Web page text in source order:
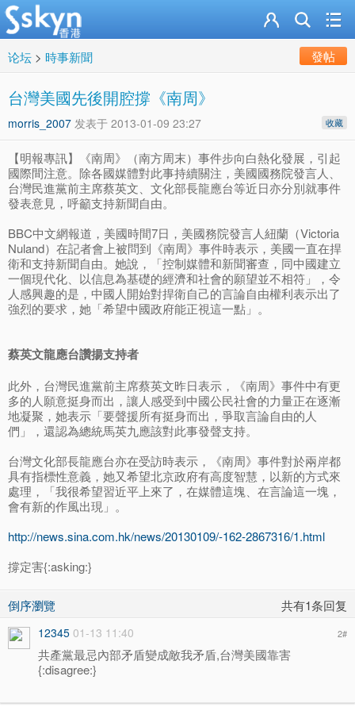
论坛 > 時事新聞 發帖
台灣美國先後開腔撐《南周》
收藏
morris_2007 发表于 2013-01-09 23:27
【明報專訊】《南周》（南方周末）事件步向白熱化發展，引起
國際間注意。除各國媒體對此事持續關注，美國國務院發言人、
台灣民進黨前主席蔡英文、文化部長龍應台等近日亦分別就事件
發表意見，呼籲支持新聞自由。
BBC中文網報道，美國時間7日，美國務院發言人紐蘭（Victoria
Nuland）在記者會上被問到《南周》事件時表示，美國一直在捍
衛和支持新聞自由。她說，「控制媒體和新聞審查，同中國建立
一個現代化、以信息為基礎的經濟和社會的願望並不相符」，令
人感興趣的是，中國人開始對捍衛自己的言論自由權利表示出了
強烈的要求，她「希望中國政府能正視這一點」。
蔡英文龍應台讚揚支持者
此外，台灣民進黨前主席蔡英文昨日表示，《南周》事件中有更
多的人願意挺身而出，讓人感受到中國公民社會的力量正在逐漸
地凝聚，她表示「要聲援所有挺身而出，爭取言論自由的人
們」，還認為總統馬英九應該對此事發聲支持。
台灣文化部長龍應台亦在受訪時表示，《南周》事件對於兩岸都
具有指標性意義，她又希望北京政府有高度智慧，以新的方式來
處理，「我很希望習近平上來了，在媒體這塊、在言論這一塊，
會有新的作風出現」。
http://news.sina.com.hk/news/20130109/-162-2867316/1.html
撐定害{:asking:}
倒序瀏覽 共有1条回复
12345 01-13 11:40 2#
共產黨最忌內部矛盾變成敵我矛盾,台灣美國靠害
{:disagree:}